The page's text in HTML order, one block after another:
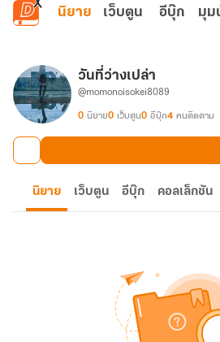
ข้ามไปยังเนื้อหาหลัก
นิยาย เว็บตูน อีบุ๊ก มุม
วันที่ว่างเปล่า
@momonoisokei8089
0 นิยาย0 เว็บตูน0 อีบุ๊ก4 คนติดตาม
นิยาย เว็บตูน อีบุ๊ก คอลเล็กชัน